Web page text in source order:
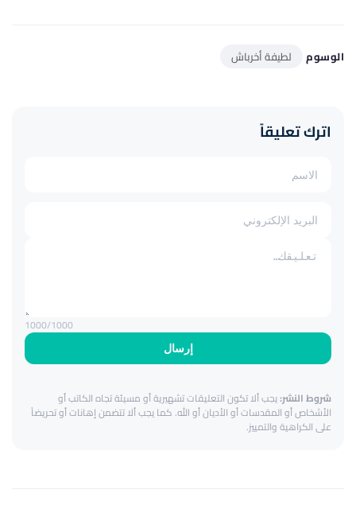
الوسوم لطيفة أخرباش
اترك تعليقاً
إرسال
1000/1000
شروط النشر:يجب ألا تكون التعليقات تشهيرية أو مسيئة تجاه الكاتب أو
الأشخاص أو المقدسات أو الأديان أو الله. كما يجب ألا تتضمن إهانات أو تحريضاً
على الكراهية والتمييز.